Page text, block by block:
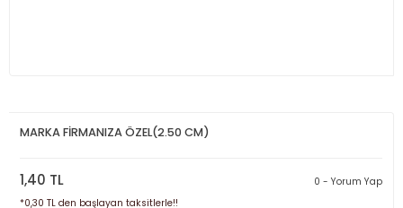
MARKA FİRMANIZA ÖZEL(2.50 CM)
1,40 TL
0 - Yorum Yap
*0,30 TL den başlayan taksitlerle!!